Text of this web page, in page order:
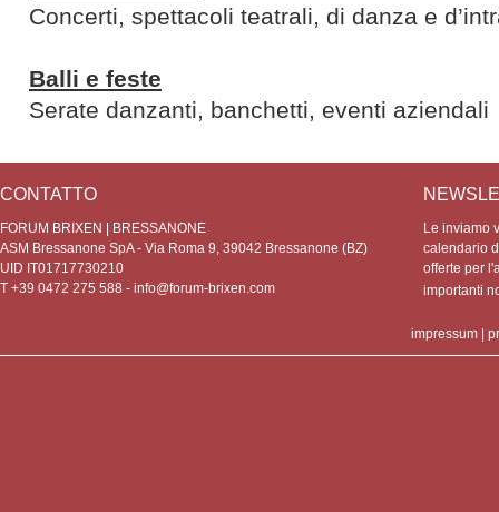
Concerti, spettacoli teatrali, di danza e
Balli e feste
Serate danzanti, banchetti, eventi aziendali
CONTATTO
FORUM BRIXEN | BRESSANONE
ASM Bressanone SpA - Via Roma 9, 39042 Bressanone (BZ)
UID IT01717730210
T +39 0472 275 588 - info@forum-brixen.com
Le inviamo
calendario
offerte per
importanti
impressum